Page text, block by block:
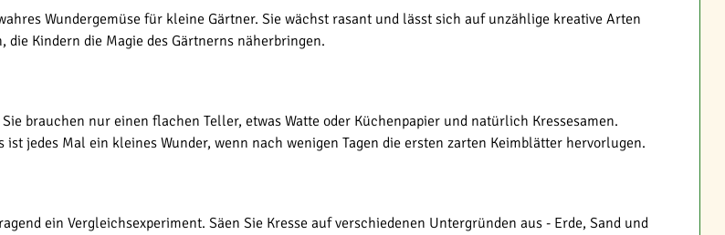
Wundergemüse für kleine Gärtner. Sie wächst rasant und lässt sich auf unzählige kreative Arten
Kindern die Magie des Gärtnerns näherbringen.
brauchen nur einen flachen Teller, etwas Watte oder Küchenpapier und natürlich Kressesamen.
jedes Mal ein kleines Wunder, wenn nach wenigen Tagen die ersten zarten Keimblätter hervorlugen.
ein Vergleichsexperiment. Säen Sie Kresse auf verschiedenen Untergründen aus - Erde, Sand und